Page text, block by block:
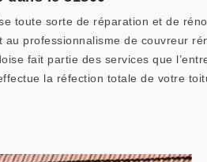
toute sorte de réparation et de
au professionnalisme de couvreur
fait partie des services que
la réfection totale de votre